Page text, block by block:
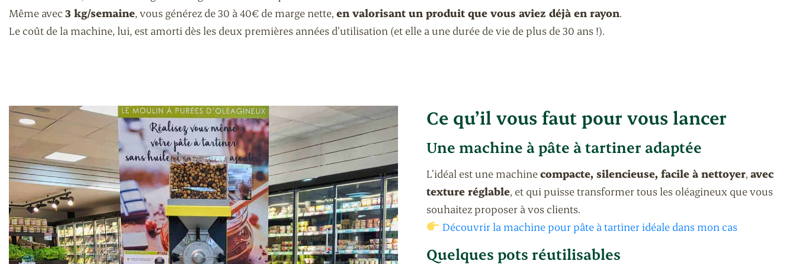
Même avec 3 kg/semaine , vous générez de 30 à 40€ de marge nette, en valorisant un produit que vous aviez déjà en rayon
Le coût de la machine, lui, est amorti dès les deux premières années d’utilisation (et elle a une durée de vie de plus de 30 ans !).
Ce qu’il vous faut pour vous lancer
Une machine à pâte à tartiner adaptée
L’idéal est une machinecompacte, silencieuse, facile à nettoyer avec
texture réglable , et qui puisse transformer tous les oléagineux que vous
souhaitez proposer à vos clients.
Découvrir la machine pour pâte à tartiner idéale dans mon cas
Quelques pots réutilisables